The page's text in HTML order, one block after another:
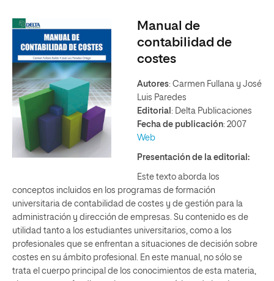
Manual de
contabilidad de
costes
Autores: Carmen Fullana y José
Luis Paredes
Editorial : Delta Publicaciones
Fecha de publicación: 2007
Web
Presentación de la editorial:
Este texto aborda los
conceptos incluidos en los programas de formación
universitaria de contabilidad de costes y de gestión para la
administración y dirección de empresas. Su contenido es de
utilidad tanto a los estudiantes universitarios, como a los
profesionales que se enfrentan a situaciones de decisión sobre
costes en su ámbito profesional. En este manual, no sólo se
trata el cuerpo principal de los conocimientos de esta materia,